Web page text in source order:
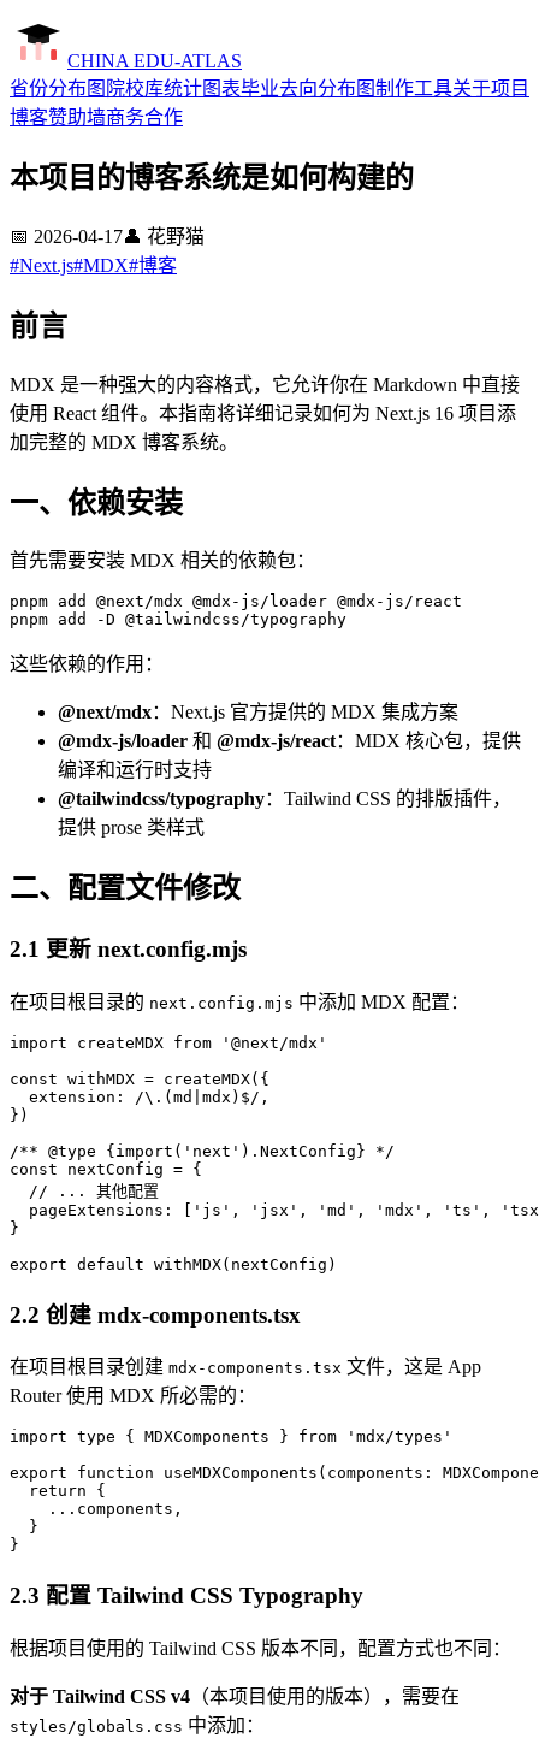
CHINA EDU-ATLAS
省份分布图 院校库统计图表毕业去向分布图制作工具关于项目
博客赞助墙商务合作
本项目的博客系统是如何构建的
📅 2026-04-17👤 花野猫
#Next.js#MDX#博客
前言
MDX 是一种强大的内容格式，它允许你在 Markdown 中直接
使用 React 组件。本指南将详细记录如何为 Next.js 16 项目添
加完整的 MDX 博客系统。
一、依赖安装
首先需要安装 MDX 相关的依赖包：
pnpm add @next/mdx @mdx-js/loader @mdx-js/react
这些依赖的作用：
@next/mdx：Next.js 官方提供的 MDX 集成方案
@mdx-js/loader 和 @mdx-js/react：MDX 核心包，提供
编译和运行时支持
@tailwindcss/typography：Tailwind CSS 的排版插件，
提供 prose 类样式
二、配置文件修改
2.1 更新 next.config.mjs
在项目根目录的 next.config.mjs 中添加 MDX 配置：
import createMDX from '@next/mdx'
const withMDX = createMDX({
  extension: /\.(md|mdx)$/,
})
/** @type {import('next').NextConfig} */
const nextConfig = {
  // ... 其他配置
pageExtensions: ['js', 'jsx', 'md', 'mdx', 'ts',
}
2.2 创建 mdx-components.tsx
在项目根目录创建 mdx-components.tsx 文件，这是 App
Router 使用 MDX 所必需的：
import type { MDXComponents } from 'mdx/types'
export function useMDXComponents(components:
  return {
    ...components,
  }
2.3 配置 Tailwind CSS Typography
根据项目使用的 Tailwind CSS 版本不同，配置方式也不同：
对于 Tailwind CSS v4 （本项目使用的版本），需要在
styles/globals.css 中添加：